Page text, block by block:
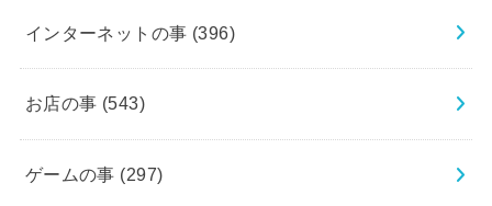
インターネットの事 (396)
お店の事 (543)
ゲームの事 (297)